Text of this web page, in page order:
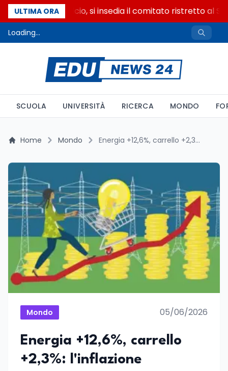
ULTIMA ORA
Riforma del calcio, si insedia il comitato ristretto al
Loading...
SCUOLA UNIVERSITÀ RICERCA MONDO
Home Mondo Energia +12,6%, carrello +2,3%: l'inflazione asimmetrica del 2026
Mondo 05/06/2026
Energia +12,6%, carrello
+2,3%: l'inflazione